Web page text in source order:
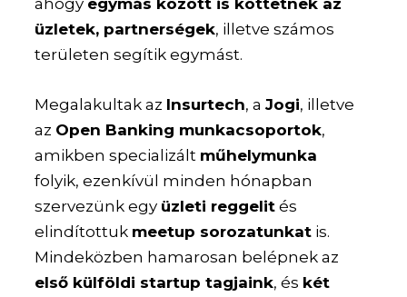
üzletek, partnerségek, illetve számos
területen segítik egymást.
Megalakultak az Insurtech, aJogi, illetve
az Open Banking munkacsoportok,
amikben specializált műhelymunka
folyik, ezenkívül minden hónapban
szervezünk egy üzleti reggelit és
elindítottuk meetup sorozatunkat is.
Mindeközben hamarosan belépnek az
első külföldi startup tagjaink, és két